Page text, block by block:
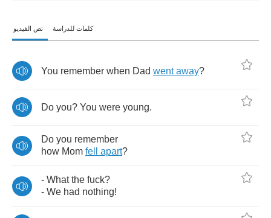
نص الفيديو كلمات للدراسة
You remember when Dad went away?
Do you? You were young.
Do you remember
how Mom fell apart?
- What the fuck?
- We had nothing!